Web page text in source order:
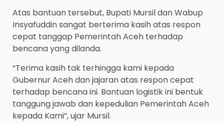
Atas bantuan tersebut, Bupati Mursil dan Wabup
Insyafuddin sangat berterima kasih atas respon
cepat tanggap Pemerintah Aceh terhadap
bencana yang dilanda.
“Terima kasih tak terhingga kami kepada
Gubernur Aceh dan jajaran atas respon cepat
terhadap bencana ini. Bantuan logistik ini bentuk
tanggung jawab dan kepedulian Pemerintah Aceh
kepada Kami”, ujar Mursil.